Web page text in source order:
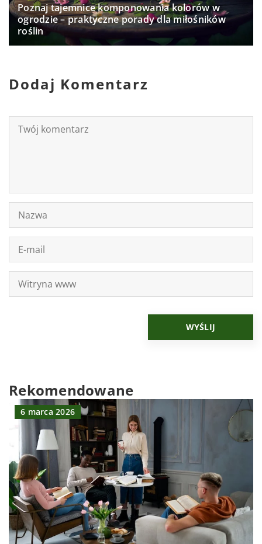
Poznaj tajemnice komponowania kolorów w
ogrodzie – praktyczne porady dla miłośników
roślin
Dodaj Komentarz
Rekomendowane
6 marca 2026